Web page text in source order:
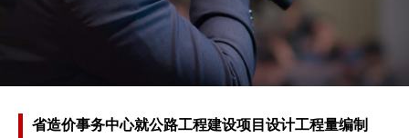
省造价事务中心就公路工程建设项目设计工程量编制